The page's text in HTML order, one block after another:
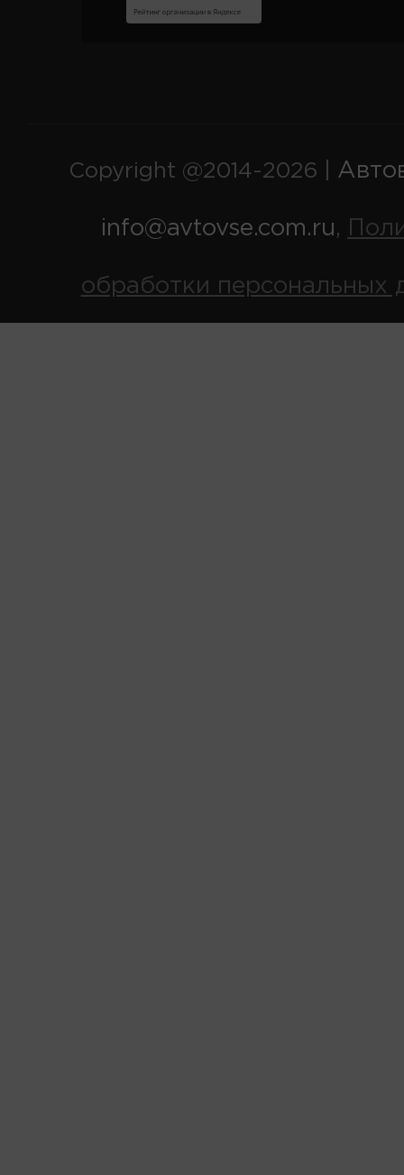
Copyright @2014-2026 |
info@avtovse.com.ru,
обработки персональных